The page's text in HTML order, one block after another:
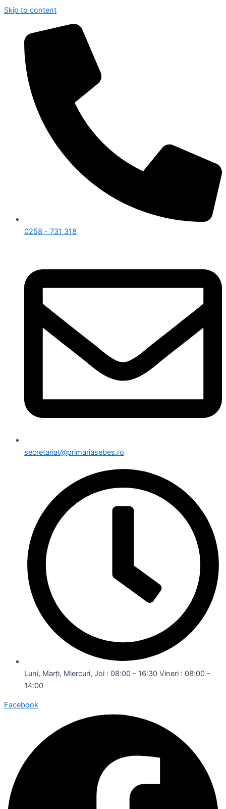
Skip to content
0258 - 731 318
secretariat@primariasebes.ro
Luni, Marți, Miercuri, Joi : 08:00 - 16:30 Vineri : 08:00 -
14:00
Facebook